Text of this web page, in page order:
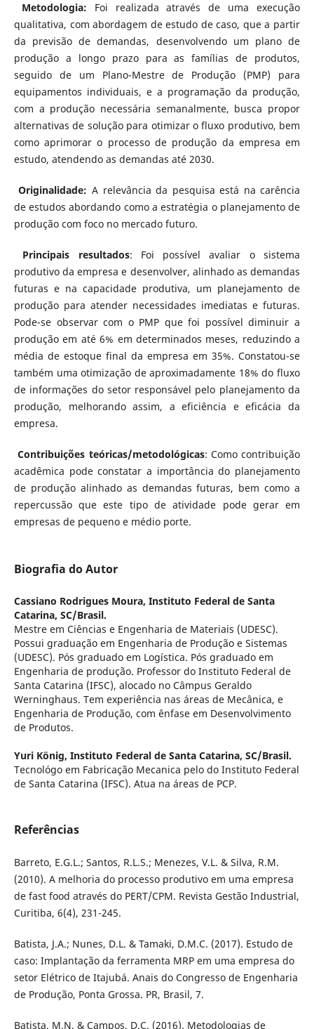
Metodologia: Foi realizada através de uma execução
qualitativa, com abordagem de estudo de caso, que a partir
da previsão de demandas, desenvolvendo um plano de
produção a longo prazo para as famílias de produtos,
seguido de um Plano-Mestre de Produção (PMP) para
equipamentos individuais, e a programação da produção,
com a produção necessária semanalmente, busca propor
alternativas de solução para otimizar o fluxo produtivo, bem
como aprimorar o processo de produção da empresa em
estudo, atendendo as demandas até 2030.
Originalidade: A relevância da pesquisa está na carência
de estudos abordando como a estratégia o planejamento de
produção com foco no mercado futuro.
Principais resultados: Foi possível avaliar o sistema
produtivo da empresa e desenvolver, alinhado as demandas
futuras e na capacidade produtiva, um planejamento de
produção para atender necessidades imediatas e futuras.
Pode-se observar com o PMP que foi possível diminuir a
produção em até 6% em determinados meses, reduzindo a
média de estoque final da empresa em 35%. Constatou-se
também uma otimização de aproximadamente 18% do fluxo
de informações do setor responsável pelo planejamento da
produção, melhorando assim, a eficiência e eficácia da
empresa.
Contribuições teóricas/metodológicas: Como contribuição
acadêmica pode constatar a importância do planejamento
de produção alinhado as demandas futuras, bem como a
repercussão que este tipo de atividade pode gerar em
empresas de pequeno e médio porte.
Biografia do Autor
Cassiano Rodrigues Moura, Instituto Federal de Santa
Catarina, SC/Brasil.
Mestre em Ciências e Engenharia de Materiais (UDESC).
Possui graduação em Engenharia de Produção e Sistemas
(UDESC). Pós graduado em Logística. Pós graduado em
Engenharia de produção. Professor do Instituto Federal de
Santa Catarina (IFSC), alocado no Câmpus Geraldo
Werninghaus. Tem experiência nas áreas de Mecânica, e
Engenharia de Produção, com ênfase em Desenvolvimento
de Produtos.
Yuri König, Instituto Federal de Santa Catarina, SC/Brasil.
Tecnológo em Fabricação Mecanica pelo do Instituto Federal
de Santa Catarina (IFSC). Atua na áreas de PCP.
Referências
Barreto, E.G.L.; Santos, R.L.S.; Menezes, V.L. & Silva, R.M.
(2010). A melhoria do processo produtivo em uma empresa
de fast food através do PERT/CPM. Revista Gestão Industrial,
Curitiba, 6(4), 231-245.
Batista, J.A.; Nunes, D.L. & Tamaki, D.M.C. (2017). Estudo de
caso: Implantação da ferramenta MRP em uma empresa do
setor Elétrico de Itajubá. Anais do Congresso de Engenharia
de Produção, Ponta Grossa. PR, Brasil, 7.
Batista, M.N. & Campos, D.C. (2016). Metodologias de